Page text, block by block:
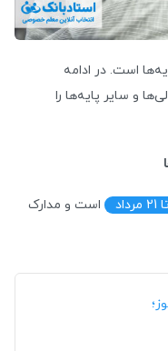
است. در ادامه
و سایر پایه‌ها را
است و مدارک